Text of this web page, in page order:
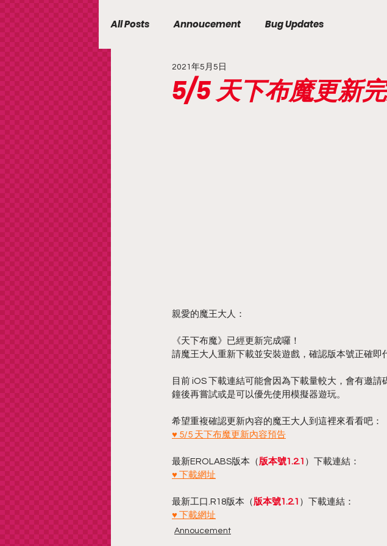
All Posts Annoucement Bug Updates
5/5 天下布魔更新
2021年5月5日
親愛的魔王大人：
《天下布魔》已經更新完成囉！
請魔王大人重新下載並安裝遊戲，確認版本號正確即
目前 iOS 下載連結可能會因為下載量較大，會有邀
鐘後再嘗試或是可以優先使用模擬器遊玩。
希望重複確認更新內容的魔王大人到這裡來看看吧：
♥ 5/5 天下布魔更新內容預告
最新EROLABS版本（版本號1.2.1 ）下載連結：
♥ 下載網址
最新工口.R18版本（版本號1.2.1 ）下載連結：
♥ 下載網址
Annoucement